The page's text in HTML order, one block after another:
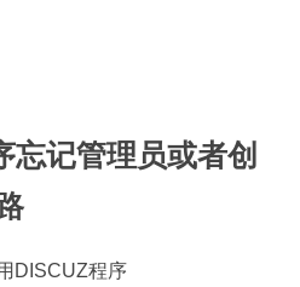
忘记管理员或者创
DISCUZ程序